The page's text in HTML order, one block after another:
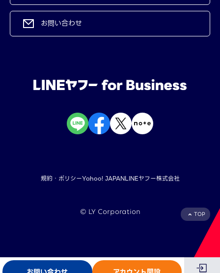
お問い合わせ
TOP
規約・ポリシーYahoo! JAPANLINEヤフー株式会社
©︎ LY Corporation